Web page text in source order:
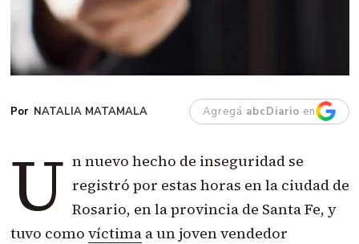
NATALIA MATAMALA Agregá abcDiario en
U n nuevo hecho de inseguridad se
registró por estas horas en la ciudad de
Rosario, en la provincia de Santa Fe, y
tuvo como víctimaa un joven vendedor